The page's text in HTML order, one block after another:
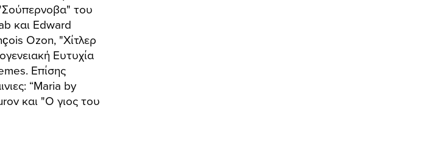
του
και Edward
Ozon, "Χίτλερ
Ευτυχία
Επίσης
“Maria by
και "Ο γιος του